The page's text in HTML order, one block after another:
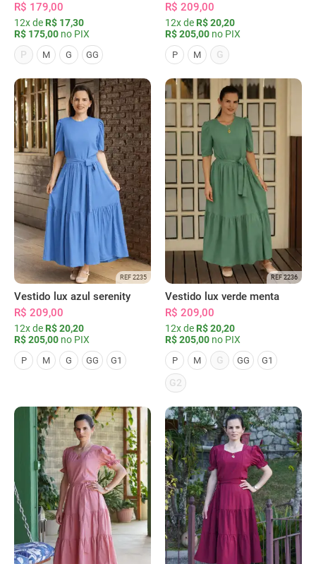
R$ 179,00
12x de R$ 17,30
R$ 175,00 no PIX
P
M G GG
R$ 209,00
12x de R$ 20,20
R$ 205,00 no PIX
P M G
REF 2235
Vestido lux azul serenity
R$ 209,00
12x de R$ 20,20
R$ 205,00 no PIX
P M G GG G1
REF 2236
Vestido lux verde menta
R$ 209,00
12x de R$ 20,20
R$ 205,00 no PIX
P M G GG G1
G2